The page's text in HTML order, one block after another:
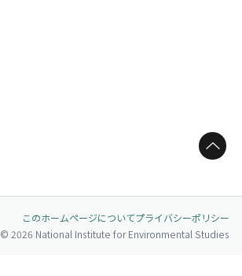
ページトップへ
このホームページについてプライバシーポリシー
© 2026 National Institute for Environmental Studies